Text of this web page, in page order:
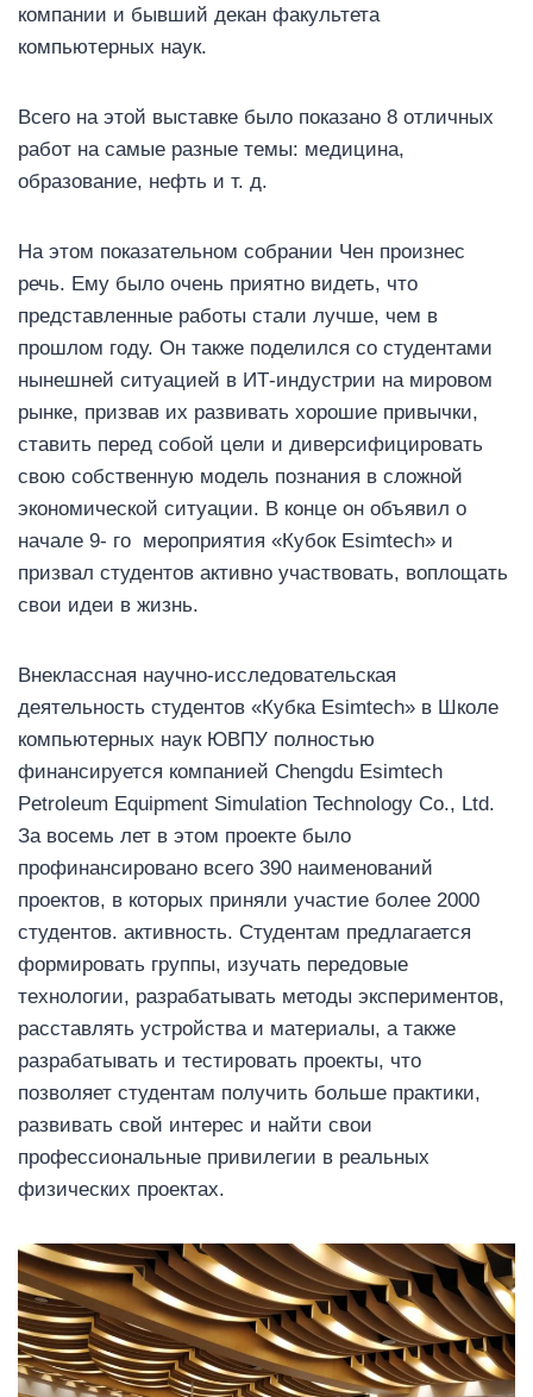
компании и бывший декан факультета
компьютерных наук.
Всего на этой выставке было показано 8 отличных
работ на самые разные темы: медицина,
образование, нефть и т. д.
На этом показательном собрании Чен произнес
речь. Ему было очень приятно видеть, что
представленные работы стали лучше, чем в
прошлом году. Он также поделился со студентами
нынешней ситуацией в ИТ-индустрии на мировом
рынке, призвав их развивать хорошие привычки,
ставить перед собой цели и диверсифицировать
свою собственную модель познания в сложной
экономической ситуации. В конце он объявил о
начале 9- го мероприятия «Кубок Esimtech» и
призвал студентов активно участвовать, воплощать
свои идеи в жизнь.
Внеклассная научно-исследовательская
деятельность студентов «Кубка Esimtech» в Школе
компьютерных наук ЮВПУ полностью
финансируется компанией Chengdu Esimtech
Petroleum Equipment Simulation Technology Co., Ltd.
За восемь лет в этом проекте было
профинансировано всего 390 наименований
проектов, в которых приняли участие более 2000
студентов. активность. Студентам предлагается
формировать группы, изучать передовые
технологии, разрабатывать методы экспериментов,
расставлять устройства и материалы, а также
разрабатывать и тестировать проекты, что
позволяет студентам получить больше практики,
развивать свой интерес и найти свои
профессиональные привилегии в реальных
физических проектах.